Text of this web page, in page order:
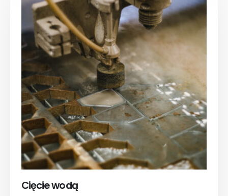
Cięcie wodą